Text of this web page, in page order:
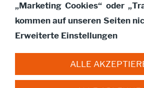
„Marketing Cookies“ oder
kommen auf unseren Seiten
Erweiterte Einstellungen
ALLE